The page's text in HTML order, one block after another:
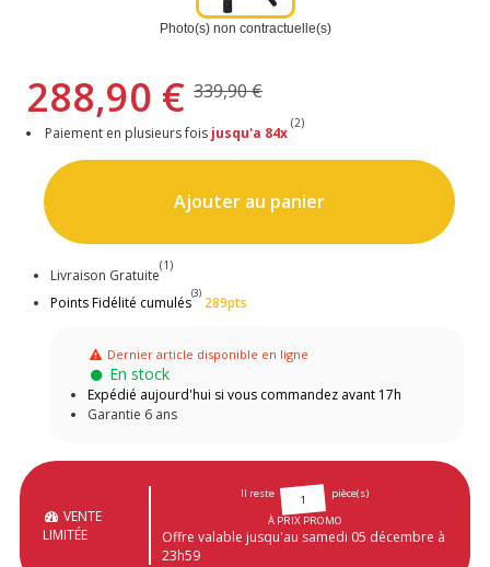
Photo(s) non contractuelle(s)
288,90 € 339,90 €
Paiement en plusieurs fois jusqu'a 84x
(2)
Ajouter au panier
Livraison Gratuite
(1)
Points Fidélité cumulés
(3)
289pts
Dernier article disponible en ligne
En stock
Expédié aujourd'hui si vous commandez avant 17h
Garantie 6 ans
VENTE
LIMITÉE
Il reste 1
pièce(s)
À PRIX PROMO
Offre valable jusqu'au samedi 05 décembre à
23h59